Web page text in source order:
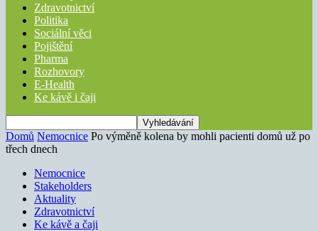
Zdravotnictví
Politika
Sociální věci
Pojištění
Pharma
Rozhovory
E-Health
Ke kávě i čaji
Domů Nemocnice Po výměně kolena by mohli pacienti domů už po
třech dnech
Nemocnice
Stakeholders
Aktuality
Zdravotnictví
Ke kávě a čaji